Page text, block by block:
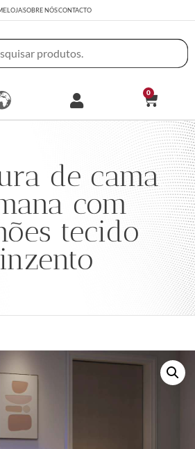
LOJASOBRE NÓSCONTACTO
0
de cama
com
tecido